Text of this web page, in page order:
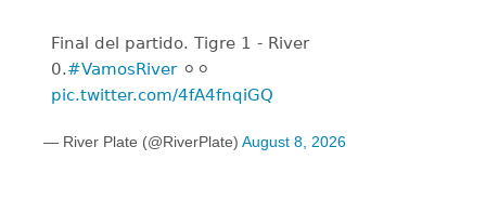
Final del partido. Tigre 1 - River
0.#VamosRiver⚪️⚪️
pic.twitter.com/4fA4fnqiGQ
— River Plate (@RiverPlate) August 8, 2026